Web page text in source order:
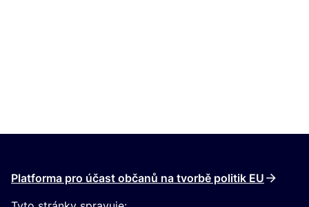
Platforma pro účast občanů na tvorbě politik EU